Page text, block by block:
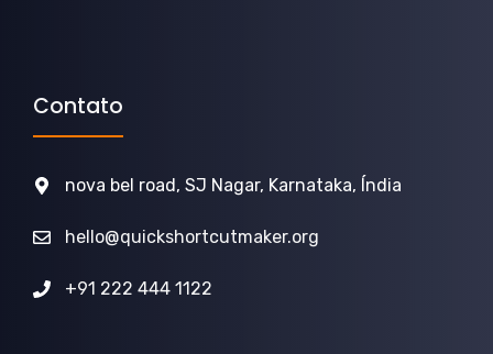
Contato
nova bel road, SJ Nagar, Karnataka, Índia
hello@quickshortcutmaker.org
+91 222 444 1122